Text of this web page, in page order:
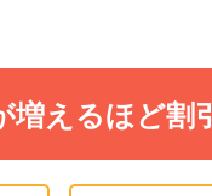
増えるほど割